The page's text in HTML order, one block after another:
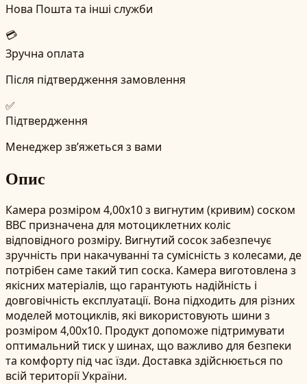
Нова Пошта та інші служби
💳
Зручна оплата
Після підтвердження замовлення
✅
Підтвердження
Менеджер зв’яжеться з вами
Опис
Камера розміром 4,00x10 з вигнутим (кривим) соском
BBC призначена для мотоциклетних коліс
відповідного розміру. Вигнутий сосок забезпечує
зручність при накачуванні та сумісність з колесами, де
потрібен саме такий тип соска. Камера виготовлена з
якісних матеріалів, що гарантують надійність і
довговічність експлуатації. Вона підходить для різних
моделей мотоциклів, які використовують шини з
розміром 4,00x10. Продукт допоможе підтримувати
оптимальний тиск у шинах, що важливо для безпеки
та комфорту під час їзди. Доставка здійснюється по
всій території України.